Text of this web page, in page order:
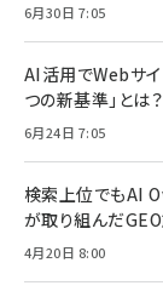
6月30日 7:05
AI活用でWebサ
つの新基準」とは？
6月24日 7:05
検索上位でもAI
が取り組んだ
4月20日 8:00